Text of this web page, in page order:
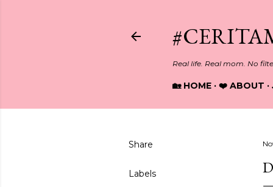
Real life. Real mom. No
🏡 HOME ❤️ ABOUT
Share
Labels